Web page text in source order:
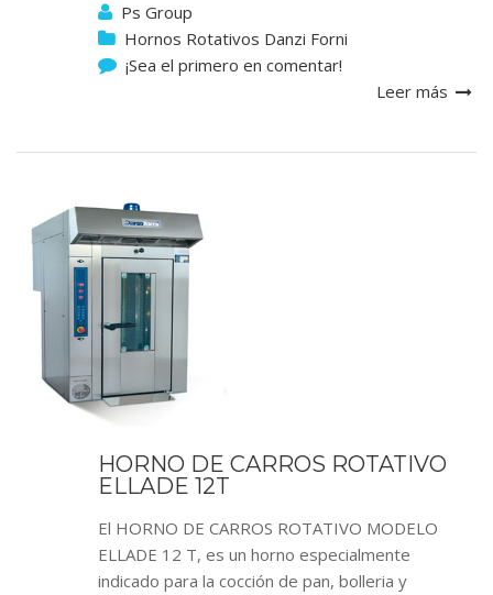
Ps Group
Hornos Rotativos Danzi Forni
¡Sea el primero en comentar!
Leer más
HORNO DE CARROS ROTATIVO
ELLADE 12T
El HORNO DE CARROS ROTATIVO MODELO
ELLADE 12 T, es un horno especialmente
indicado para la cocción de pan, bolleria y